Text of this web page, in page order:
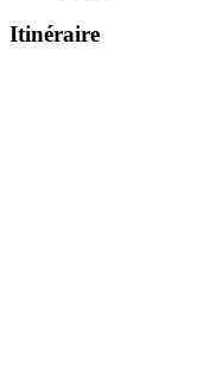
Itinéraire